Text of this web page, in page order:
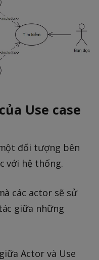
Use case
đối tượng bên
với hệ thống.
các actor sẽ sử
giữa những
Actor và Use